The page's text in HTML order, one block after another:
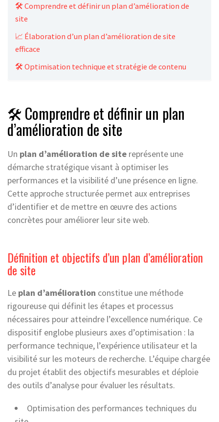
🛠️ Comprendre et définir un plan d’amélioration de
site
📈 Élaboration d’un plan d’amélioration de site
efficace
🛠️ Optimisation technique et stratégie de contenu
🛠️ Comprendre et définir un plan
d’amélioration de site
Un plan d’amélioration de site représente une
démarche stratégique visant à optimiser les
performances et la visibilité d’une présence en ligne.
Cette approche structurée permet aux entreprises
d’identifier et de mettre en œuvre des actions
concrètes pour améliorer leur site web.
Définition et objectifs d’un plan d’amélioration
de site
Le plan d’amélioration constitue une méthode
rigoureuse qui définit les étapes et processus
nécessaires pour atteindre l’excellence numérique. Ce
dispositif englobe plusieurs axes d’optimisation : la
performance technique, l’expérience utilisateur et la
visibilité sur les moteurs de recherche. L’équipe chargée
du projet établit des objectifs mesurables et déploie
des outils d’analyse pour évaluer les résultats.
Optimisation des performances techniques du